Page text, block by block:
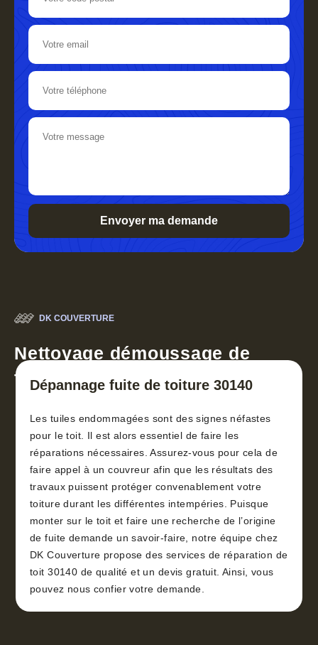
DK COUVERTURE
Nettoyage démoussage de
toiture 30
Dépannage fuite de toiture 30140
Les tuiles endommagées sont des signes néfastes
pour le toit. Il est alors essentiel de faire les
réparations nécessaires. Assurez-vous pour cela de
faire appel à un couvreur afin que les résultats des
travaux puissent protéger convenablement votre
toiture durant les différentes intempéries. Puisque
monter sur le toit et faire une recherche de l’origine
de fuite demande un savoir-faire, notre équipe chez
DK Couverture propose des services de réparation de
toit 30140 de qualité et un devis gratuit. Ainsi, vous
pouvez nous confier votre demande.